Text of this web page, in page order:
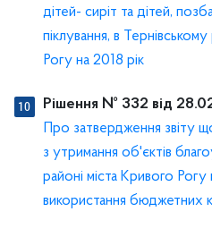
дітей- сиріт та дітей,
піклування, в
Рогу на 2018 рік
Рішення № 332 від
Про затвердження звіту
з утримання об'єктів
районі міста Кривого Рогу
використання бюджетних